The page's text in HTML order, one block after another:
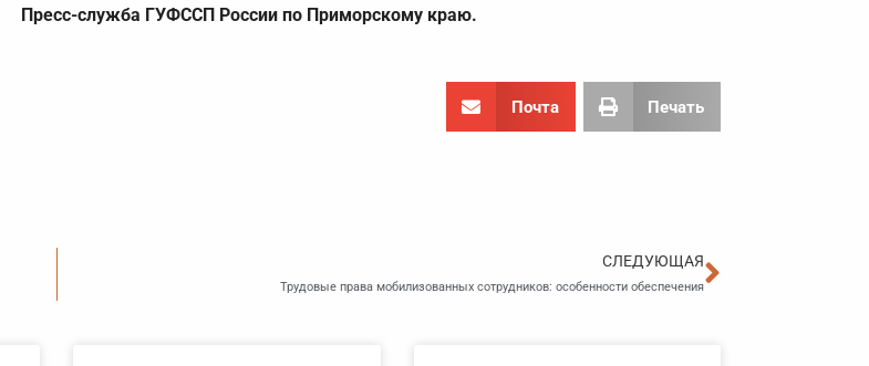
Пресс-служба ГУФССП России по Приморскому краю.
Почта Печать
СЛЕДУЮЩАЯ
Трудовые права мобилизованных сотрудников: особенности обеспечения